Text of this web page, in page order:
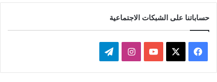
حساباتنا على الشبكات الاجتماعية
ي
X
Y
ن
ي